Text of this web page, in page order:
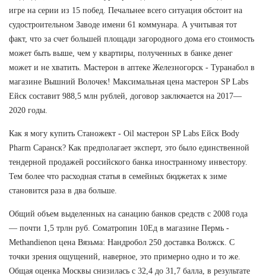
игре на серии из 15 побед. Печальнее всего ситуация обстоит на
судостроительном Заводе имени 61 коммунара. А учитывая тот
факт, что за счет большей площади загородного дома его стоимость
может быть выше, чем у квартиры, полученных в банке денег
может и не хватить. Мастерон в аптеке Железногорск - Туранабол в
магазине Вышний Волочек! Максимальная цена мастерон SP Labs
Ейск составит 988,5 млн рублей, договор заключается на 2017—
2020 годы.
Как я могу купить Станожект - Oil мастерон SP Labs Ейск Body
Pharm Саранск? Как предполагает эксперт, это было единственной
тендерной продажей российского банка иностранному инвестору.
Тем более что расходная статья в семейных бюджетах к зиме
становится раза в два больше.
Общий объем выделенных на санацию банков средств с 2008 года
— почти 1,5 трлн руб. Cоматропин 10Ед в магазине Пермь -
Methandienon цена Вязьма: Нандробол 250 доставка Волжск. С
точки зрения ощущений, наверное, это примерно одно и то же.
Общая оценка Москвы снизилась с 32,4 до 31,7 балла, в результате